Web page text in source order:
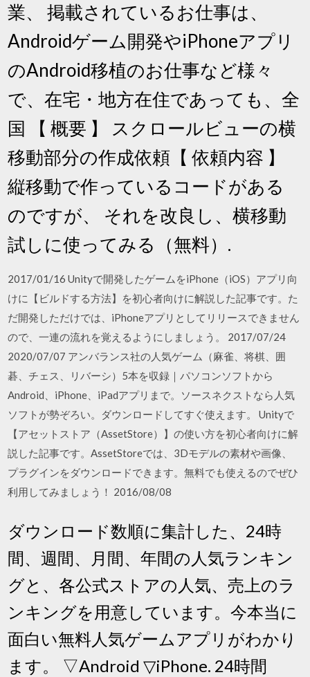
業、 掲載されているお仕事は、
Androidゲーム開発やiPhoneアプリ
のAndroid移植のお仕事など様々
で、在宅・地方在住であっても、全
国 【 概要 】 スクロールビューの横
移動部分の作成依頼【 依頼内容 】
縦移動で作っているコードがある
のですが、 それを改良し、横移動
試しに使ってみる（無料）.
2017/01/16 Unityで開発したゲームをiPhone（iOS）アプリ向
けに【ビルドする方法】を初心者向けに解説した記事です。た
だ開発しただけでは、iPhoneアプリとしてリリースできません
ので、一連の流れを覚えるようにしましょう。 2017/07/24
2020/07/07 アンバランス社の人気ゲーム（麻雀、将棋、囲
碁、チェス、リバーシ）5本を収録｜パソコンソフトから
Android、iPhone、iPadアプリまで。ソースネクストなら人気
ソフトが勢ぞろい。ダウンロードしてすぐ使えます。 Unityで
【アセットストア（AssetStore）】の使い方を初心者向けに解
説した記事です。AssetStoreでは、3Dモデルの素材や画像、
プラグインをダウンロードできます。無料でも使えるのでぜひ
利用してみましょう！ 2016/08/08
ダウンロード数順に集計した、24時
間、週間、月間、年間の人気ランキン
グと、各公式ストアの人気、売上のラ
ンキングを用意しています。今本当に
面白い無料人気ゲームアプリがわかり
ます。 ▽Android ▽iPhone. 24時間